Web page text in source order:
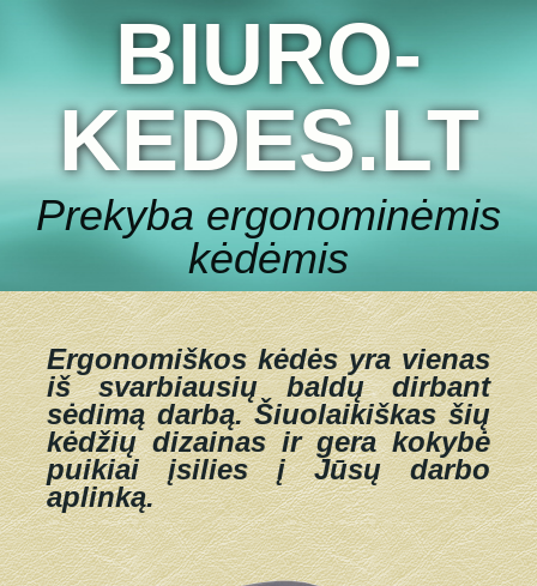
BIURO-
KEDES.LT
Prekyba ergonominėmis
kėdėmis
Ergonomiškos kėdės yra vienas
iš svarbiausių baldų dirbant
sėdimą darbą.Šiuolaikiškas šių
kėdžių dizainas ir gera kokybė
puikiai įsilies į Jūsų darbo
aplinką.